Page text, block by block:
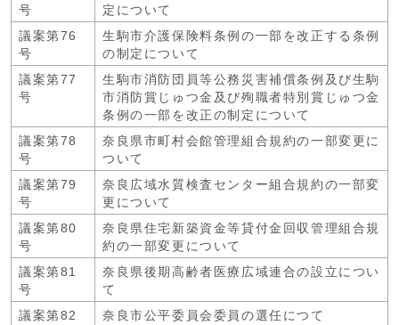
号
定について
議案第76
号
生駒市介護保険料条例の一部を改正する条例
の制定について
議案第77
号
生駒市消防団員等公務災害補償条例及び生駒
市消防賞じゅつ金及び殉職者特別賞じゅつ金
条例の一部を改正の制定について
議案第78
号
奈良県市町村会館管理組合規約の一部変更に
ついて
議案第79
号
奈良広域水質検査センター組合規約の一部変
更について
議案第80
号
奈良県住宅新築資金等貸付金回収管理組合規
約の一部変更について
議案第81
号
奈良県後期高齢者医療広域連合の設立につい
て
議案第82
奈良市公平委員会委員の選任につて